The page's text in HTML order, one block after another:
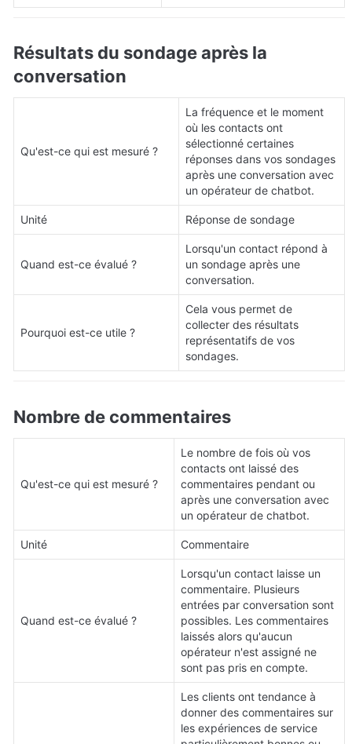
Résultats du sondage après la
conversation
Qu'est-ce qui est mesuré ?
La fréquence et le moment
où les contacts ont
sélectionné certaines
réponses dans vos sondages
après une conversation avec
un opérateur de chatbot.
Unité Réponse de sondage
Quand est-ce évalué ?
Lorsqu'un contact répond à
un sondage après une
conversation.
Pourquoi est-ce utile ?
Cela vous permet de
collecter des résultats
représentatifs de vos
sondages.
Nombre de commentaires
Qu'est-ce qui est mesuré ?
Le nombre de fois où vos
contacts ont laissé des
commentaires pendant ou
après une conversation avec
un opérateur de chatbot.
Unité Commentaire
Quand est-ce évalué ?
Lorsqu'un contact laisse un
commentaire. Plusieurs
entrées par conversation sont
possibles. Les commentaires
laissés alors qu'aucun
opérateur n'est assigné ne
sont pas pris en compte.
Les clients ont tendance à
donner des commentaires sur
les expériences de service